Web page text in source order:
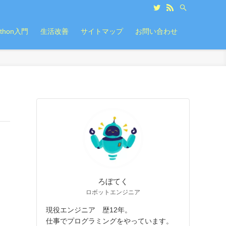
入門 生活改善 サイトマップ お問い合わせ
ろぼてく
ロボットエンジニア
現役エンジニア 歴12年。
仕事でプログラミングをやっています。